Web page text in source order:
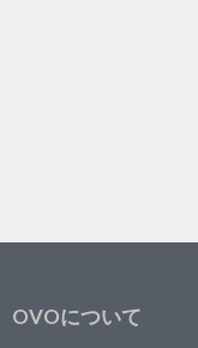
OVOについて